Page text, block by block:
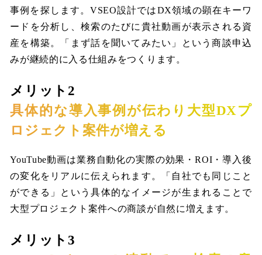
事例を探します。VSEO設計ではDX領域の顕在キーワ
ードを分析し、検索のたびに貴社動画が表示される資
産を構築。「まず話を聞いてみたい」という商談申込
みが継続的に入る仕組みをつくります。
メリット2
具体的な導入事例が伝わり大型DXプ
ロジェクト案件が増える
YouTube動画は業務自動化の実際の効果・ROI・導入後
の変化をリアルに伝えられます。「自社でも同じこと
ができる」という具体的なイメージが生まれることで
大型プロジェクト案件への商談が自然に増えます。
メリット3